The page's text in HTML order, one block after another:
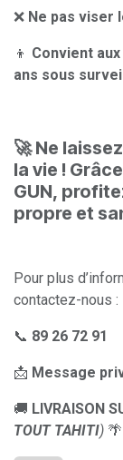
❌ Ne pas viser
👦 Convient
ans sous
🚀 Ne
la vie !
GUN,
propre et
Pour plus
contactez-nous :
📞 89 26 72 91
📩 Message
🚚 LIVRAISON
TOUT TAHITI) 🌴